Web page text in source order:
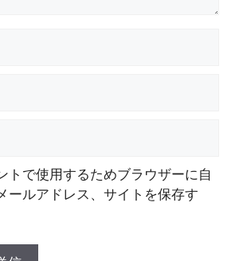
トで使用するためブラウザーに自
ールアドレス、サイトを保存す